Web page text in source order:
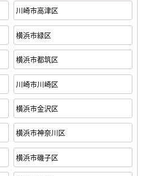
川崎市高津区
横浜市緑区
横浜市都筑区
川崎市川崎区
横浜市金沢区
横浜市神奈川区
横浜市磯子区